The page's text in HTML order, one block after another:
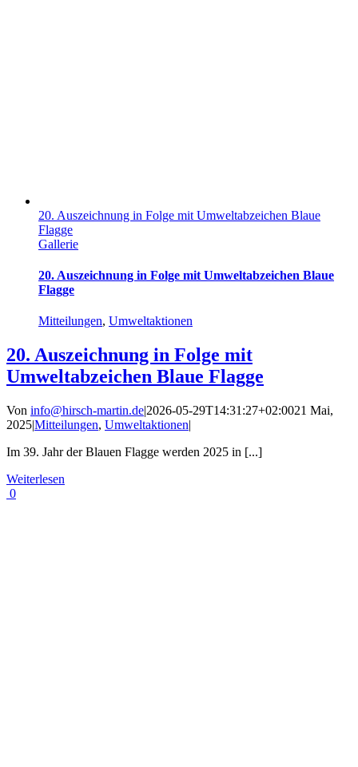
20. Auszeichnung in Folge mit Umweltabzeichen Blaue
Flagge
Gallerie
20. Auszeichnung in Folge mit Umweltabzeichen Blaue
Flagge
Mitteilungen, Umweltaktionen
20. Auszeichnung in Folge mit
Umweltabzeichen Blaue Flagge
Von info@hirsch-martin.de|2026-05-29T14:31:27+02:0021 Mai,
2025|Mitteilungen, Umweltaktionen|
Im 39. Jahr der Blauen Flagge werden 2025 in [...]
Weiterlesen
0